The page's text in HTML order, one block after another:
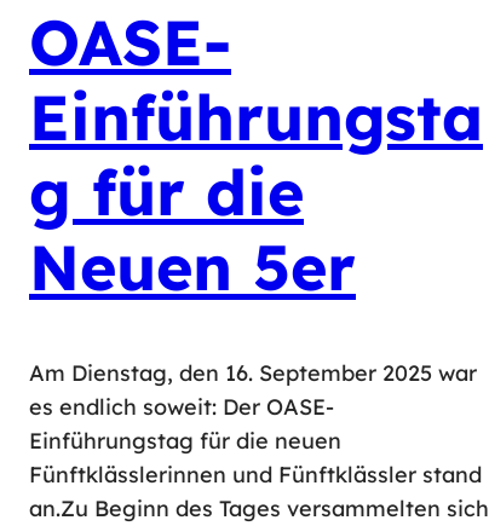
OASE-
Einführungsta
g für die
Neuen 5er
Am Dienstag, den 16. September 2025 war
es endlich soweit: Der OASE-
Einführungstag für die neuen
Fünftklässlerinnen und Fünftklässler stand
an.Zu Beginn des Tages versammelten sich